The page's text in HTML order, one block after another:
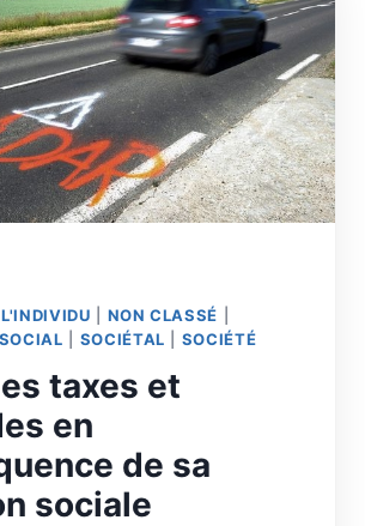
NIVEAU
DE
VIE
L'INDIVIDU NON CLASSÉ
SOCIAL SOCIÉTAL SOCIÉTÉ
taxes et
en
de sa
sociale